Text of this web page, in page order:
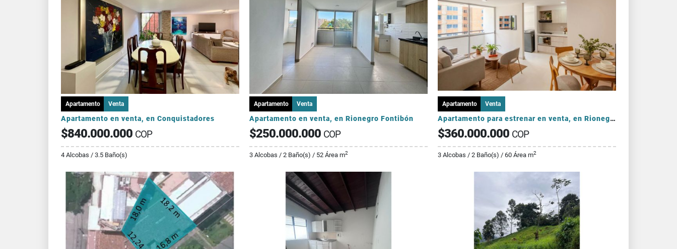
Apartamento Venta
Apartamento en venta, en Conquistadores
$840.000.000 COP
4 Alcobas / 3.5 Baño(s)
Apartamento Venta
Apartamento en venta, en Rionegro Fontibón
$250.000.000 COP
3 Alcobas / 2 Baño(s) / 52 Área m2
Apartamento Venta
Apartamento para estrenar en venta, en Rionegro-Fontibón
$360.000.000 COP
3 Alcobas / 2 Baño(s) / 60 Área m2